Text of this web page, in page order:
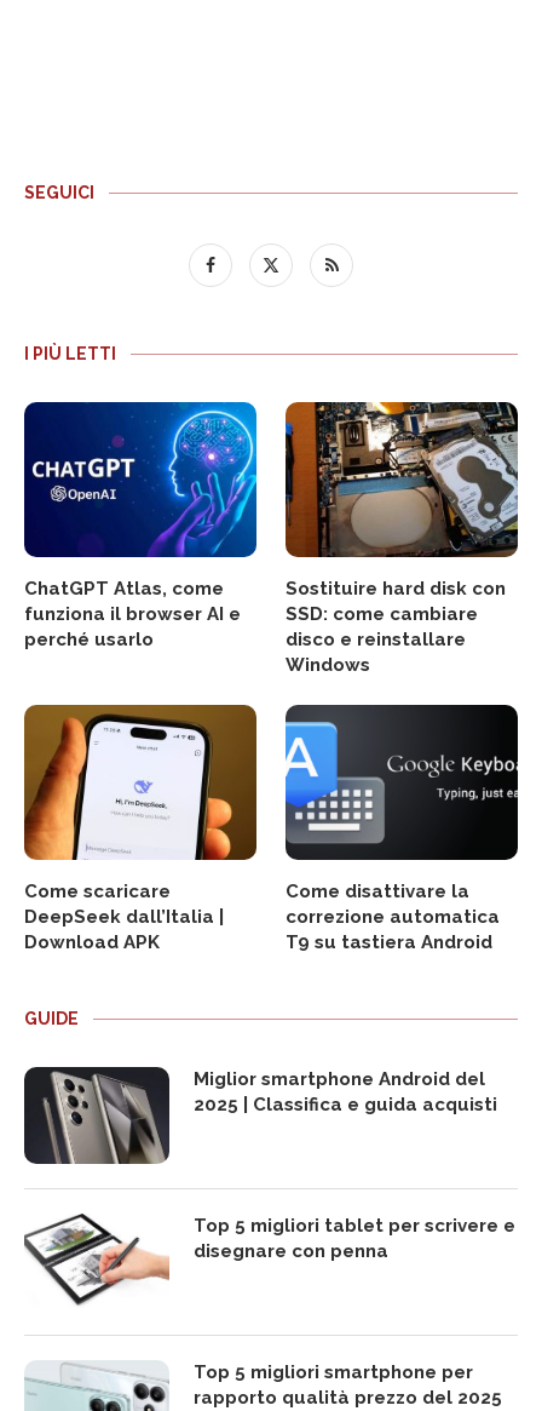
SEGUICI
I PIÙ LETTI
ChatGPT Atlas, come
funziona il browser AI e
perché usarlo
Sostituire hard disk con
SSD: come cambiare
disco e reinstallare
Windows
Come scaricare
DeepSeek dall’Italia |
Download APK
Come disattivare la
correzione automatica
T9 su tastiera Android
GUIDE
Miglior smartphone Android del
2025 | Classifica e guida acquisti
Top 5 migliori tablet per scrivere e
disegnare con penna
Top 5 migliori smartphone per
rapporto qualità prezzo del 2025